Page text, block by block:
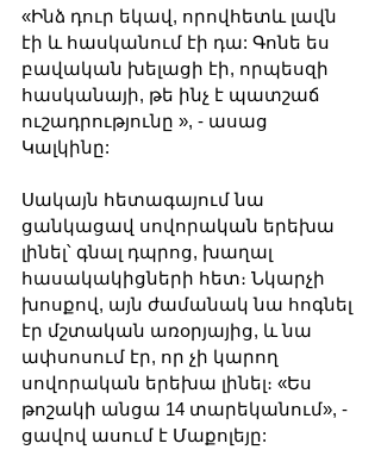
«Ինձ դուր եկավ, որովհետև լավն
էի և հասկանում էի դա: Գոնե ես
բավական խելացի էի, որպեսզի
հասկանայի, թե ինչ է պատշաճ
ուշադրությունը », - ասաց
Կալկինը:
Սակայն հետագայում նա
ցանկացավ սովորական երեխա
լինել՝ գնալ դպրոց, խաղալ
հասակակիցների հետ։ Նկարչի
խոսքով, այն ժամանակ նա հոգնել
էր մշտական ​​առօրյայից, և նա
ափսոսում էր, որ չի կարող
սովորական երեխա լինել։ «Ես
թոշակի անցա 14 տարեկանում», -
ցավով ասում է Մաքոլեյը: